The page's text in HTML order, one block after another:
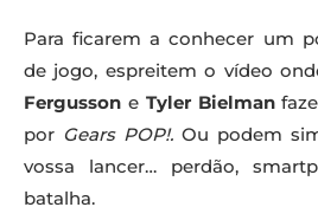
Para ficarem a conhecer um
de jogo, espreitem o vídeo
Fergusson e Tyler Bielman
por Gears POP!. Ou podem
vossa lancer… perdão,
batalha.